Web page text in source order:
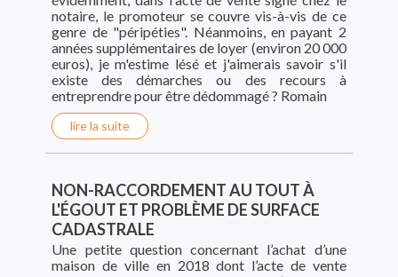
notaire, le promoteur se couvre vis-à-vis de ce
genre de "péripéties". Néanmoins, en payant 2
années supplémentaires de loyer (environ 20 000
euros), je m'estime lésé et j'aimerais savoir s'il
existe des démarches ou des recours à
entreprendre pour être dédommagé ? Romain
lire la suite
NON-RACCORDEMENT AU TOUT À
L'ÉGOUT ET PROBLÈME DE SURFACE
CADASTRALE
Une petite question concernant l’achat d’une
maison de ville en 2018 dont l’acte de vente